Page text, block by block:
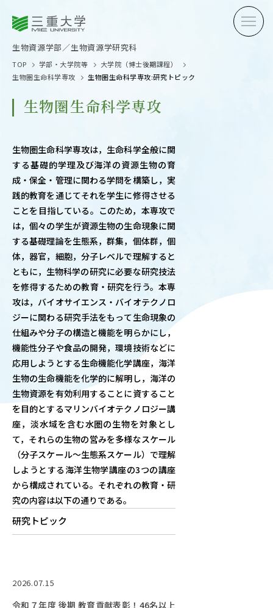
生物資源学部 生物資源学研究科
卒業生の方へ
OUR OPEN
学問探求セミナー
ABOUT
学部概要
ACADEMICS
教育（学部・大学院等）
ADMISSION
社会連携
TOP 学部・大学院等
大学院（博士後期課程）
生物圏生命科学専攻
生物圏生命科学専攻:研究トピック
生物圏生命科学専攻
生物圏生命科学専攻は，生命科学全般に関
する基礎的学理及び海洋の資源生物の育
成・保全・管理に関わる学問を構築し，実
践的教育を通じてそれを学生に修得させる
ことを目指している。このため，本専攻で
は，個々の学生が資源生物の生命現象に関
する基礎理論を生態系，群集，個体群，個
体，器官，細胞，分子レベルで理解すると
ともに，生物科学の研究に必要な研究技法
を修得するための教育・研究を行う。本専
攻は，バイオサイエンス・バイオテクノロ
ジーに関わる研究手法をもって生命現象の
仕組みや分子の構造と機能を明らかにし，
機能性分子や食品の開発，環境技術などに
応用しようとする生命機能化学講座，海洋
生物の生命機能を化学的に解明し，海洋の
生物資源を有効利用することに資すること
を目的とするマリンバイオテクノロジー講
座，淡水域を含む水圏の生物を対象とし
て，それらの生物の営みを多様なスケール
（分子スケール～生態系スケール）で理解
しようとする海洋生物学講座の3つの講座
から構成されている。それぞれの教育・研
究の内容は以下の通りである。
研究トピック
2026.07.15
令和７年度 後期 教育貢献表彰！46名以上